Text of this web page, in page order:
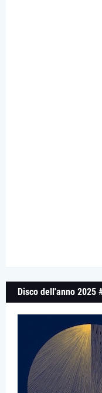
Disco dell'anno 2025